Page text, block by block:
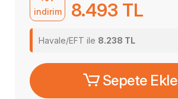
indirim 8.493 TL
Havale/EFT ile 8.238 TL
Sepete Ekle